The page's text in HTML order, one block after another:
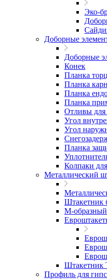
Эко-
Доборные
Доборные
Конек
Планка
Планка
Планка
Планка
Отливы
Угол
Угол
Планка
Колпаки
Металлический
Штакетник
М-
Штакетник
Профиль для